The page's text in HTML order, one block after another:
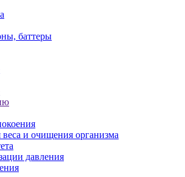
баттеры
веса и очищения организма
давления